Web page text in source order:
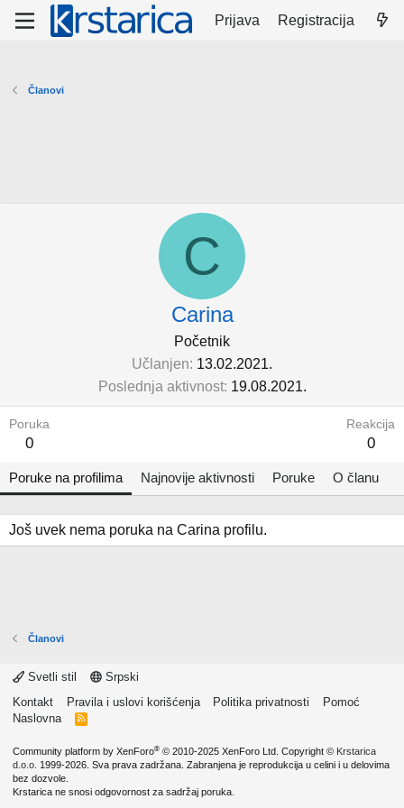
Prijava Registracija
Članovi
C
Carina
Početnik
Učlanjen 13.02.2021.
Poslednja aktivnost 19.08.2021.
Poruka
0
Reakcija
0
Poruke na profilima Najnovije aktivnosti Poruke O članu
Još uvek nema poruka na Carina profilu.
Članovi
Svetli stil
Srpski
Kontakt
Pravila i uslovi korišćenja Politika privatnosti
Pomoć
Naslovna
R
Community platform by XenForo® © 2010-2025 XenForo Ltd. Copyright © Krstarica
d.o.o. 1999-2026. Sva prava zadržana. Zabranjena je reprodukcija u celini i u delovima
bez dozvole.
Krstarica ne snosi odgovornost za sadržaj poruka.